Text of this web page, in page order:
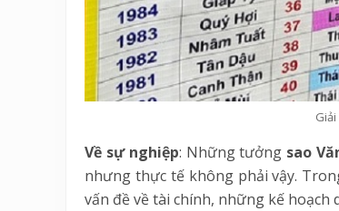
Về sự nghiệp: Những tưởng sao
nhưng thực tế không phải vậy.
vấn đề về tài chính, những kế